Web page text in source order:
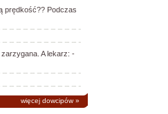
prędkość?? Podczas
A lekarz: -
więcej dowcipów»